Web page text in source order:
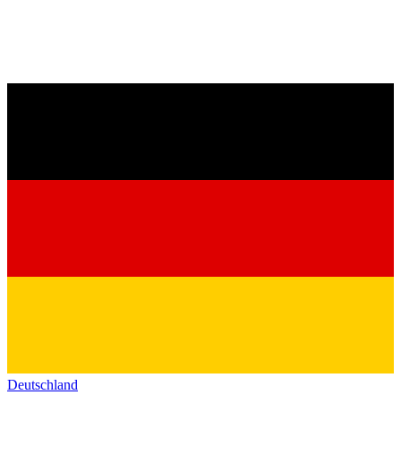
Deutschland